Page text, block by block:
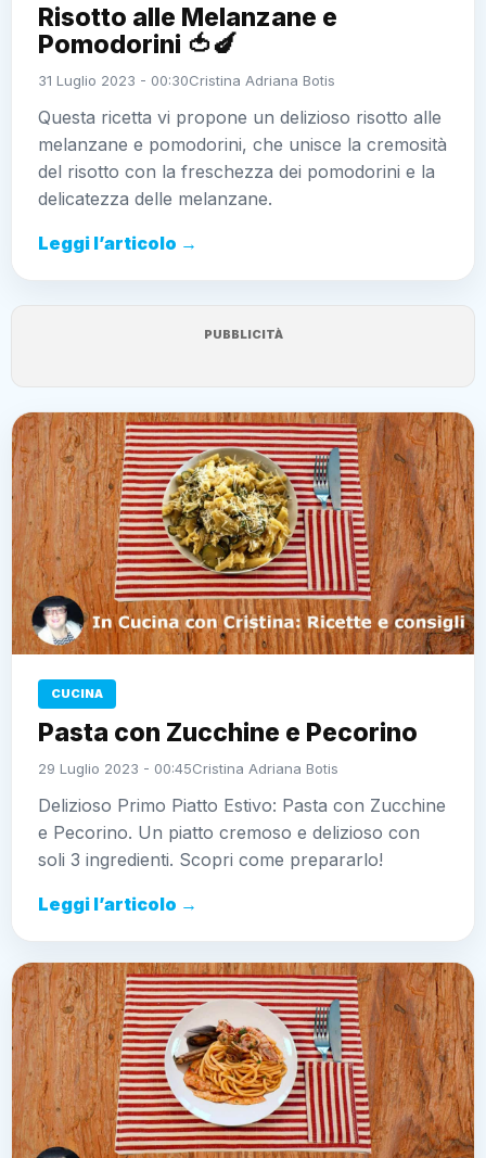
Risotto alle Melanzane e
Pomodorini 🍅🍆
31 Luglio 2023 - 00:30Cristina Adriana Botis
Questa ricetta vi propone un delizioso risotto alle
melanzane e pomodorini, che unisce la cremosità
del risotto con la freschezza dei pomodorini e la
delicatezza delle melanzane.
Leggi l’articolo →
PUBBLICITÀ
CUCINA
Pasta con Zucchine e Pecorino
29 Luglio 2023 - 00:45Cristina Adriana Botis
Delizioso Primo Piatto Estivo: Pasta con Zucchine
e Pecorino. Un piatto cremoso e delizioso con
soli 3 ingredienti. Scopri come prepararlo!
Leggi l’articolo →